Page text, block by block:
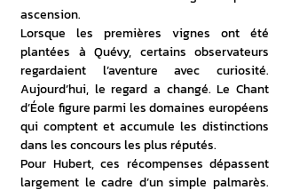
ascension.
Lorsque les premières vignes ont été
plantées à Quévy, certains observateurs
regardaient l’aventure avec curiosité.
Aujourd’hui, le regard a changé. Le Chant
d’Éole figure parmi les domaines européens
qui comptent et accumule les distinctions
dans les concours les plus réputés.
Pour Hubert, ces récompenses dépassent
largement le cadre d’un simple palmarès.